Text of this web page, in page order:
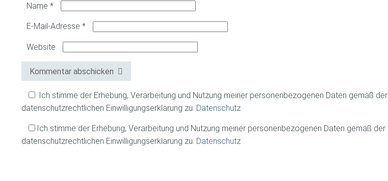
Name *
E-Mail-Adresse *
Website
Kommentar abschicken
Ich stimme der Erhebung, Verarbeitung und Nutzung meiner personenbezogenen Daten gemäß der
datenschutzrechtlichen Einwilligungserklärung zu. Datenschutz
Ich stimme der Erhebung, Verarbeitung und Nutzung meiner personenbezogenen Daten gemäß der
datenschutzrechtlichen Einwilligungserklärung zu. Datenschutz